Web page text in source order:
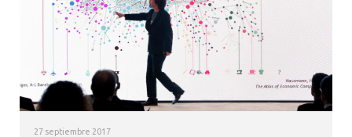
27 septiembre 2017